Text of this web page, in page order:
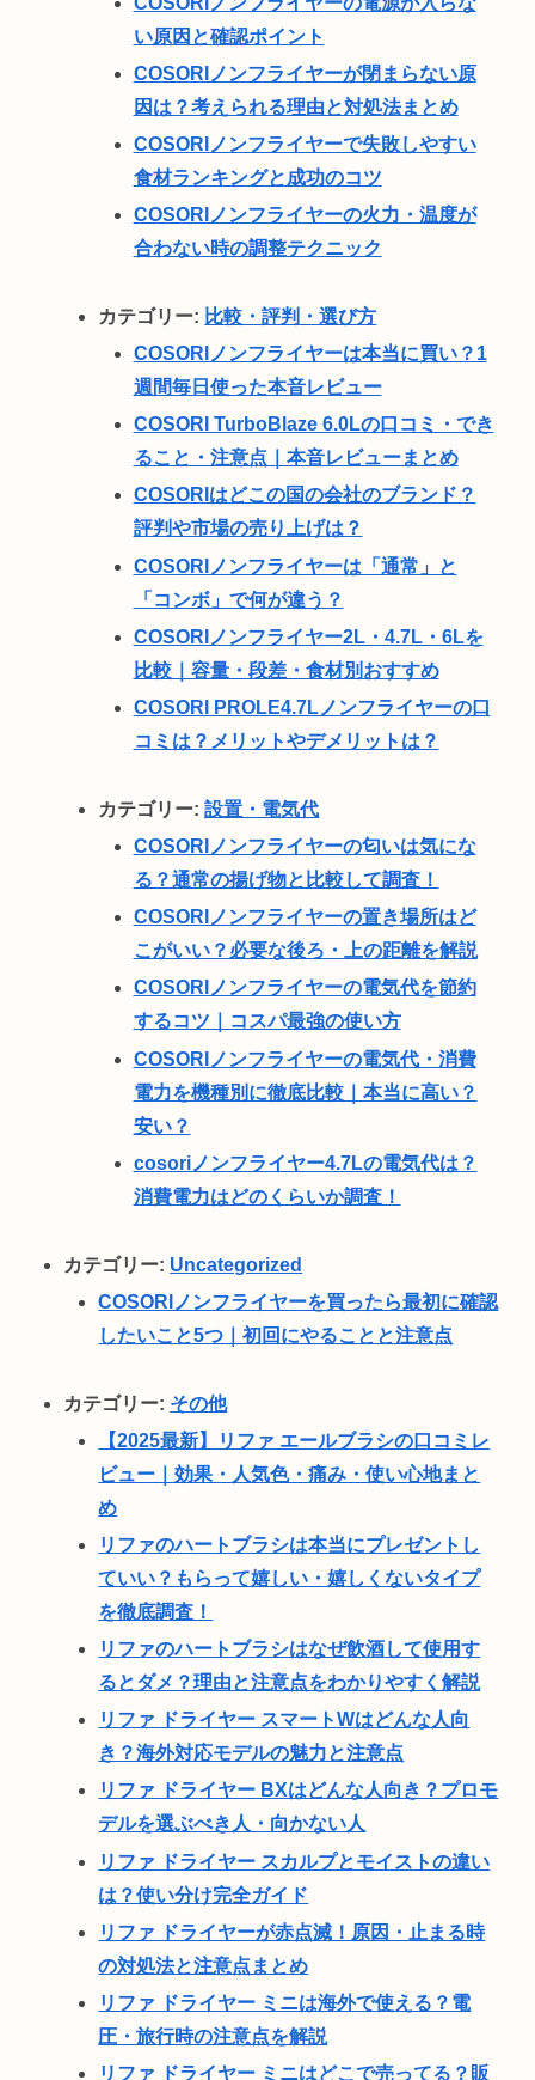
い原因と確認ポイント
COSORIノンフライヤーが閉まらない原
因は？考えられる理由と対処法まとめ
COSORIノンフライヤーで失敗しやすい
食材ランキングと成功のコツ
COSORIノンフライヤーの火力・温度が
合わない時の調整テクニック
カテゴリー: 比較・評判・選び方
COSORIノンフライヤーは本当に買い？1
週間毎日使った本音レビュー
COSORI TurboBlaze 6.0Lの口コミ・でき
ること・注意点｜本音レビューまとめ
COSORIはどこの国の会社のブランド？
評判や市場の売り上げは？
COSORIノンフライヤーは「通常」と
「コンボ」で何が違う？
COSORIノンフライヤー2L・4.7L・6Lを
比較｜容量・段差・食材別おすすめ
COSORI PROLE4.7Lノンフライヤーの口
コミは？メリットやデメリットは？
カテゴリー:設置・電気代
COSORIノンフライヤーの匂いは気にな
る？通常の揚げ物と比較して調査！
COSORIノンフライヤーの置き場所はど
こがいい？必要な後ろ・上の距離を解説
COSORIノンフライヤーの電気代を節約
するコツ｜コスパ最強の使い方
COSORIノンフライヤーの電気代・消費
電力を機種別に徹底比較｜本当に高い？
安い？
cosoriノンフライヤー4.7Lの電気代は？
消費電力はどのくらいか調査！
カテゴリー: Uncategorized
COSORIノンフライヤーを買ったら最初に確認
したいこと5つ｜初回にやることと注意点
カテゴリー: その他
【2025最新】リファ エールブラシの口コミレ
ビュー｜効果・人気色・痛み・使い心地まと
め
リファのハートブラシは本当にプレゼントし
ていい？もらって嬉しい・嬉しくないタイプ
を徹底調査！
リファのハートブラシはなぜ飲酒して使用す
るとダメ？理由と注意点をわかりやすく解説
リファ ドライヤー スマートWはどんな人向
き？海外対応モデルの魅力と注意点
リファ ドライヤー BXはどんな人向き？プロモ
デルを選ぶべき人・向かない人
リファ ドライヤー スカルプとモイストの違い
は？使い分け完全ガイド
リファ ドライヤーが赤点滅！原因・止まる時
の対処法と注意点まとめ
リファ ドライヤー ミニは海外で使える？電
圧・旅行時の注意点を解説
リファ ドライヤー ミニはどこで売ってる？販